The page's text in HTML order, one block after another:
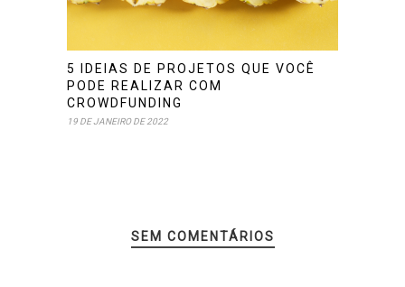
5 IDEIAS DE PROJETOS QUE VOCÊ
PODE REALIZAR COM
CROWDFUNDING
19 DE JANEIRO DE 2022
SEM COMENTÁRIOS